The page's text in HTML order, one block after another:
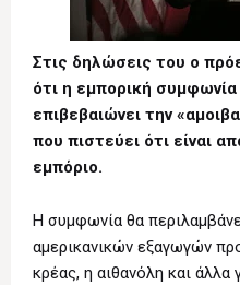
Στις δηλώσεις του ο
ότι η εμπορική
επιβεβαιώνει την
που πιστεύει ότι είναι
εμπόριο.
Η συμφωνία θα
αμερικανικών εξαγωγών
κρέας, η αιθανόλη και άλλα